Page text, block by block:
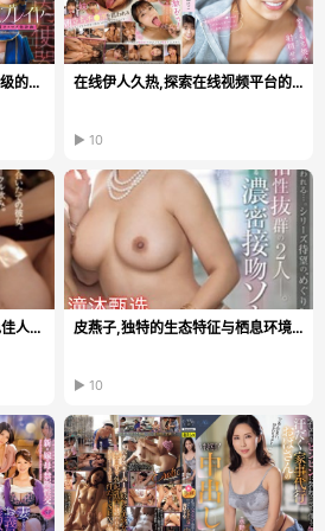
335最新版的功能特点全面升级的亮点功能,全新升级,335... 在线伊人久热,探索在线视频平台的崛起与发展趋势,感受...
▶ 10
stoya精品艳妇倾国倾城,绝色佳人,风华绝代,惊艳四座... 皮燕子,独特的生态特征与栖息环境分析,重要的生态指示...
▶ 10